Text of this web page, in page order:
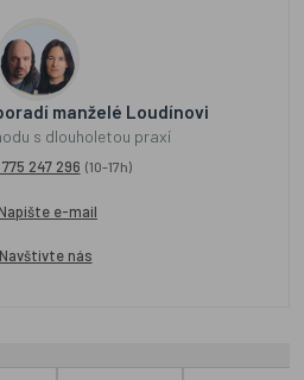
manželé Loudínovi
s dlouholetou praxí
247 296 (10-17h)
Napište e-mail
nás